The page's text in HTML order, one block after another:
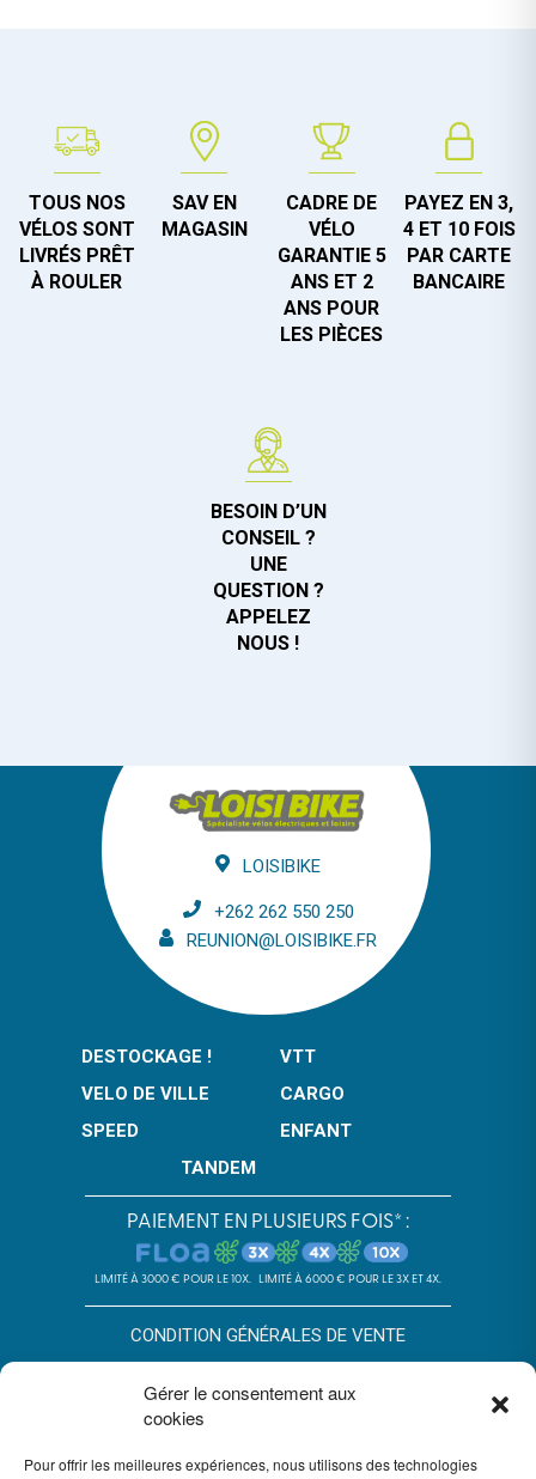
Gérer le consentement aux
cookies
Pour offrir les meilleures expériences, nous utilisons des technologies
TOUS NOS
VÉLOS SONT
LIVRÉS PRÊT
À ROULER
SAV EN
MAGASIN
CADRE DE
VÉLO
GARANTIE 5
ANS ET 2
ANS POUR
LES PIÈCES
PAYEZ EN 3,
4 ET 10 FOIS
PAR CARTE
BANCAIRE
BESOIN D’UN
CONSEIL ?
UNE
QUESTION ?
APPELEZ
NOUS !
LOISIBIKE
+262 262 550 250
REUNION@LOISIBIKE.FR
DESTOCKAGE !
VTT
VELO DE VILLE
CARGO
SPEED
ENFANT
TANDEM
PAIEMENT EN PLUSIEURS FOIS* :
LIMITÉ À 3000 € POUR LE 10X. LIMITÉ À 6000 € POUR LE 3X ET 4X.
CONDITION GÉNÉRALES DE VENTE
*SOUS RÉSERVE D’ACCEPTATION DU DOSSIER PAR FLOA. SA AU
IMMEUBLE G7, 71 RUE LUCIEN FAURE 33300 BORDEAUX,